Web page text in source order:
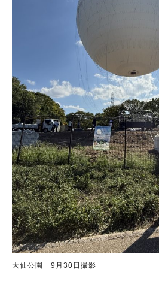
大仙公園 9月30日撮影